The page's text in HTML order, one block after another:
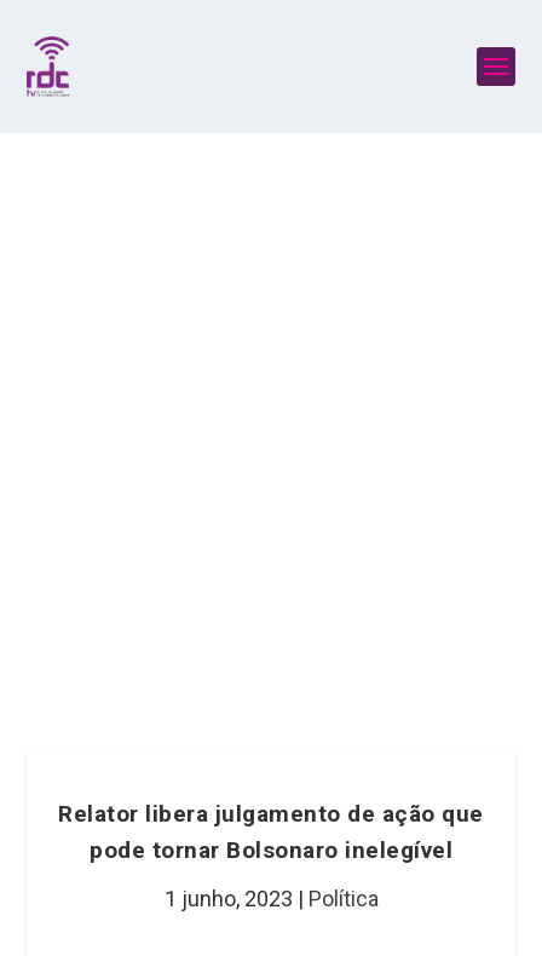
Relator libera julgamento de ação que
pode tornar Bolsonaro inelegível
1 junho, 2023 | Política